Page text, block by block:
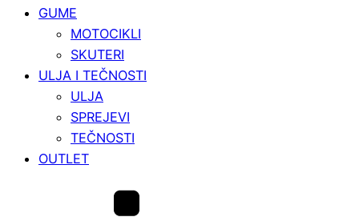
GUME
MOTOCIKLI
SKUTERI
ULJA I TEČNOSTI
ULJA
SPREJEVI
TEČNOSTI
OUTLET